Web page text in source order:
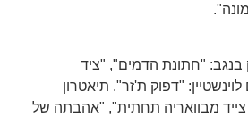
"חתונת הדמים", "ציד
"דפוק ת'זר". תיאטרון
צייד מבוואריה תחתית", "אהבתה של